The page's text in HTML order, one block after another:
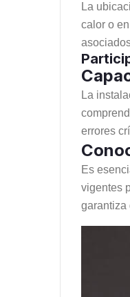
La
calor o
La
errores
Es
vigentes
garantiza